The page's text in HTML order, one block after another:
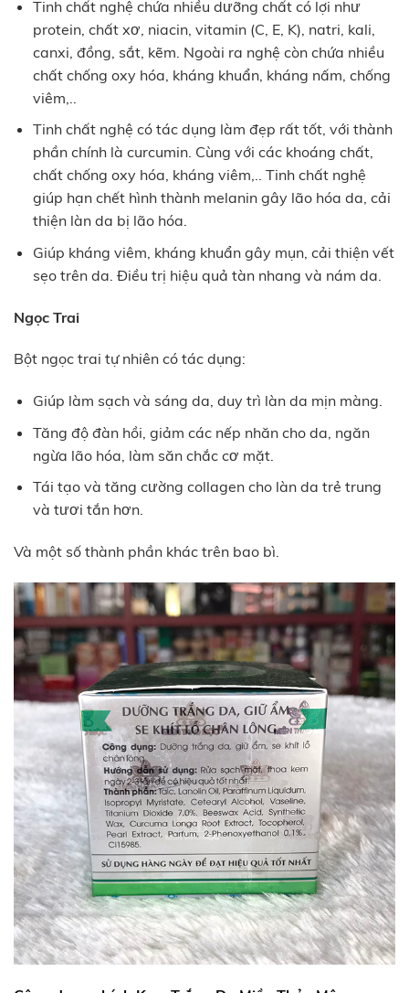
Tinh chất nghệ chứa nhiều dưỡng chất có lợi như
protein, chất xơ, niacin, vitamin (C, E, K), natri, kali,
canxi, đồng, sắt, kẽm. Ngoài ra nghệ còn chứa nhiều
chất chống oxy hóa, kháng khuẩn, kháng nấm, chống
viêm,..
Tinh chất nghệ có tác dụng làm đẹp rất tốt, với thành
phần chính là curcumin. Cùng với các khoáng chất,
chất chống oxy hóa, kháng viêm,.. Tinh chất nghệ
giúp hạn chết hình thành melanin gây lão hóa da, cải
thiện làn da bị lão hóa.
Giúp kháng viêm, kháng khuẩn gây mụn, cải thiện vết
sẹo trên da. Điều trị hiệu quả tàn nhang và nám da.
Ngọc Trai
Bột ngọc trai tự nhiên có tác dụng:
Giúp làm sạch và sáng da, duy trì làn da mịn màng.
Tăng độ đàn hồi, giảm các nếp nhăn cho da, ngăn
ngừa lão hóa, làm săn chắc cơ mặt.
Tái tạo và tăng cường collagen cho làn da trẻ trung
và tươi tắn hơn.
Và một số thành phần khác trên bao bì.